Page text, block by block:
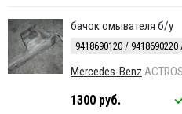
бачок омывателя б/у
9418690120 / 9418690220
Mercedes-Benz ACTROS
1300 руб.